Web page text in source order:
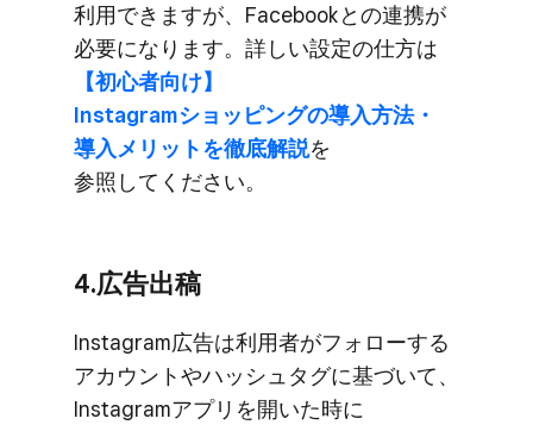
利用できますが、​Facebookとの​連携が​
必要に​なります。​詳しい​設定の​仕方は
【初心者向け】
Instagramショッピングの​導入方​法・
導入メリットを​徹底解説を​
参照してください。
4.​広告出稿
Instagram​広告は​利用者が​フォローする​
アカウントや​ハッシュタグに​基づいて、​
Instagramアプリを​開いた​時に​